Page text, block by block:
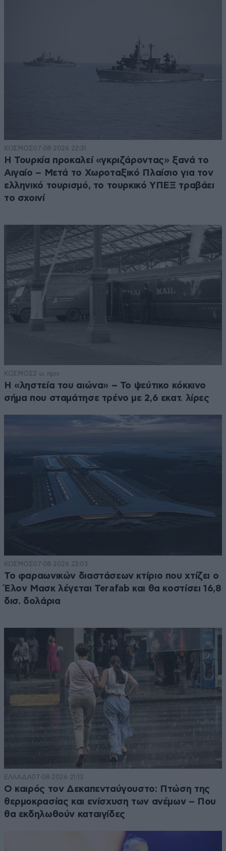
ΚΟΣΜΟΣ07·08·2026 22:31
Η Τουρκία προκαλεί «γκριζάροντας» ξανά το
Αιγαίο – Μετά το Χωροταξικό Πλαίσιο για τον
ελληνικό τουρισμό, το τουρκικό ΥΠΕΞ τραβάει
το σχοινί
ΚΟΣΜΟΣ2 ω. πριν
Η «ληστεία του αιώνα» – Το ψεύτικο κόκκινο
σήμα που σταμάτησε τρένο με 2,6 εκατ. λίρες
ΚΟΣΜΟΣ07·08·2026 23:03
Το φαραωνικών διαστάσεων κτίριο που χτίζει ο
Έλον Μασκ λέγεται Terafab και θα κοστίσει 16,8
δισ. δολάρια
ΕΛΛΑΔΑ07·08·2026 21:13
Ο καιρός τον Δεκαπενταύγουστο: Πτώση της
θερμοκρασίας και ενίσχυση των ανέμων – Που
θα εκδηλωθούν καταιγίδες